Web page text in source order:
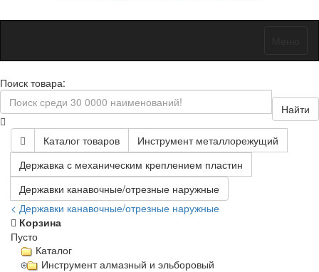
Поиск товара:
Найти
Каталог товаров
Инструмент металлорежущий
Державка с механическим креплением пластин
Державки канавочные/отрезные наружные
< Державки канавочные/отрезные наружные
Корзина
Пусто
Каталог
Инструмент алмазный и эльборовый